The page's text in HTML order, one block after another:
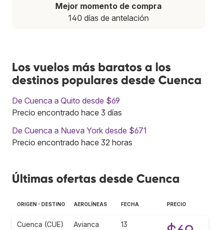
Mejor momento de compra
140 días de antelación
Los vuelos más baratos a los
destinos populares desde Cuenca
De Cuenca a Quito desde $69
Precio encontrado hace 3 días
De Cuenca a Nueva York desde $671
Precio encontrado hace 32 horas
Últimas ofertas desde Cuenca
ORIGEN - DESTINO AEROLÍNEAS FECHA PRECIO
Cuenca (CUE) Avianca 13